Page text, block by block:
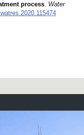
process. Water